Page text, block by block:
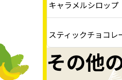
キャラメルシロップ
スティックチョコレ
その他